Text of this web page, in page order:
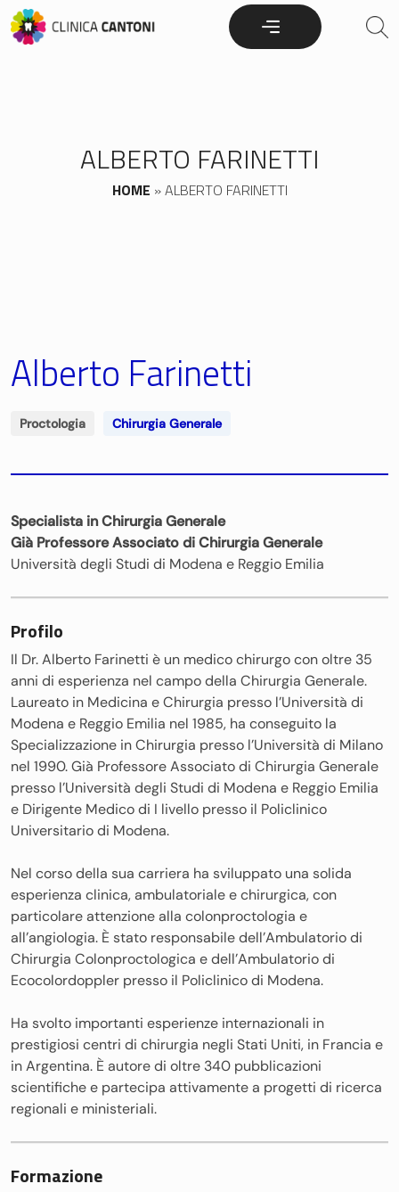
Skip
to
ALBERTO FARINETTI
HOME »ALBERTO FARINETTI
Alberto Farinetti
Proctologia Chirurgia Generale
Specialista in Chirurgia Generale
Già Professore Associato di Chirurgia Generale
Università degli Studi di Modena e Reggio Emilia
Profilo
Il Dr. Alberto Farinetti è un medico chirurgo con oltre 35
anni di esperienza nel campo della Chirurgia Generale.
Laureato in Medicina e Chirurgia presso l’Università di
Modena e Reggio Emilia nel 1985, ha conseguito la
Specializzazione in Chirurgia presso l’Università di Milano
nel 1990. Già Professore Associato di Chirurgia Generale
presso l’Università degli Studi di Modena e Reggio Emilia
e Dirigente Medico di I livello presso il Policlinico
Universitario di Modena.
Nel corso della sua carriera ha sviluppato una solida
esperienza clinica, ambulatoriale e chirurgica, con
particolare attenzione alla colonproctologia e
all’angiologia. È stato responsabile dell’Ambulatorio di
Chirurgia Colonproctologica e dell’Ambulatorio di
Ecocolordoppler presso il Policlinico di Modena.
Ha svolto importanti esperienze internazionali in
prestigiosi centri di chirurgia negli Stati Uniti, in Francia e
in Argentina. È autore di oltre 340 pubblicazioni
scientifiche e partecipa attivamente a progetti di ricerca
regionali e ministeriali.
Formazione